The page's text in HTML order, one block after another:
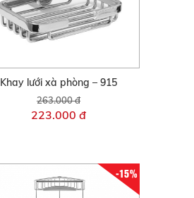
Khay lưới xà phòng – 915
263.000 đ
223.000 đ
-15%